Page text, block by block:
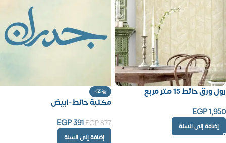
رول ورق حائط 15 متر مربع
EGP1,950
إضافة إلى السلة
-55%
مكتبة حائط-ابيض
EGP877
EGP391
إضافة إلى السلة